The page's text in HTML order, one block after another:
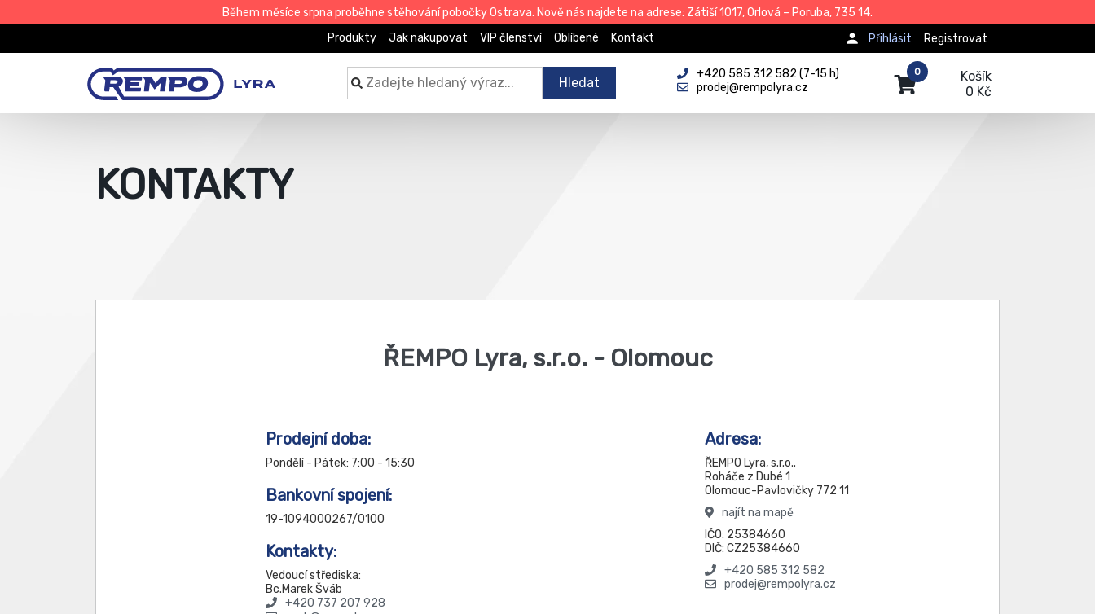
Během měsíce srpna proběhne stěhování pobočky Ostrava. Nově nás najdete na adrese: Zátiší 1017, Orlová – Poruba, 735 14.
Produkty
Jak nakupovat VIP členství Oblíbené Kontakt Registrovat
Přihlásit
Hledat
+420 585 312 582 (7-15 h)
prodej@rempolyra.cz
Košík
0 Kč
0
KONTAKTY
ŘEMPO Lyra, s.r.o. - Olomouc
Prodejní doba:
Pondělí - Pátek: 7:00 - 15:30
Bankovní spojení:
19-1094000267/0100
Kontakty:
Vedoucí střediska:
Bc.Marek Šváb
+420 737 207 928
Adresa:
ŘEMPO Lyra, s.r.o..
Roháče z Dubé 1
Olomouc-Pavlovičky 772 11
najít na mapě
IČO: 25384660
DIČ: CZ25384660
+420 585 312 582
prodej@rempolyra.cz